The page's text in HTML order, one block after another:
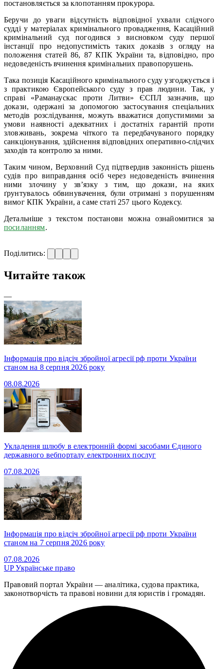
постановляється за клопотанням прокурора.
Беручи до уваги відсутність відповідної ухвали слідчого
судді у матеріалах кримінального провадження, Касаційний
кримінальний суд погодився з висновком суду першої
інстанції про недопустимість таких доказів з огляду на
положення статей 86, 87 КПК України та, відповідно, про
недоведеність вчинення кримінальних правопорушень.
Така позиція Касаційного кримінального суду узгоджується і
з практикою Європейського суду з прав людини. Так, у
справі «Раманаускас проти Литви» ЄСПЛ зазначив, що
докази, одержані за допомогою застосування спеціальних
методів розслідування, можуть вважатися допустимими за
умови наявності адекватних і достатніх гарантій проти
зловживань, зокрема чіткого та передбачуваного порядку
санкціонування, здійснення відповідних оперативно-слідчих
заходів та контролю за ними.
Таким чином, Верховний Суд підтвердив законність рішень
судів про виправдання осіб через недоведеність вчинення
ними злочину у зв’язку з тим, що докази, на яких
ґрунтувалось обвинувачення, були отримані з порушенням
вимог КПК України, а саме статі 257 цього Кодексу.
Детальніше з текстом постанови можна ознайомитися за
посиланням.
Поділитись:
Читайте також
—
Інформація про відсіч збройної агресії рф проти України
станом на 8 серпня 2026 року
08.08.2026
Укладення шлюбу в електронній формі засобами Єдиного
державного вебпорталу електронних послуг
07.08.2026
Інформація про відсіч збройної агресії рф проти України
станом на 7 серпня 2026 року
07.08.2026
UPУкраїнське право
Правовий портал України — аналітика, судова практика,
законотворчість та правові новини для юристів і громадян.